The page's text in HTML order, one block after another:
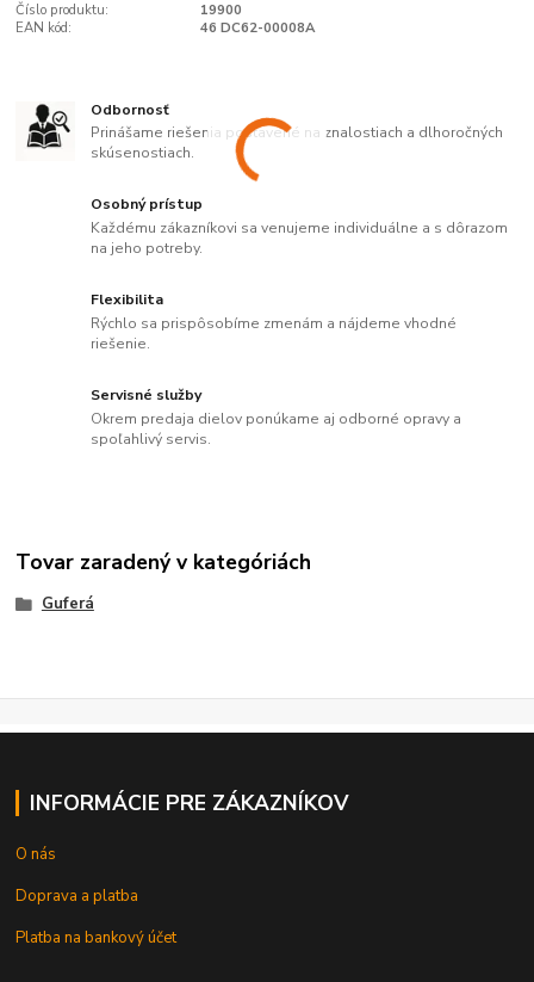
Číslo produktu:
19900
EAN kód:
46 DC62-00008A
Odbornosť
Prinášame riešenia postavené na znalostiach a dlhoročných
skúsenostiach.
Osobný prístup
Každému zákazníkovi sa venujeme individuálne a s dôrazom
na jeho potreby.
Flexibilita
Rýchlo sa prispôsobíme zmenám a nájdeme vhodné
riešenie.
Servisné služby
Okrem predaja dielov ponúkame aj odborné opravy a
spoľahlivý servis.
Tovar zaradený v kategóriách
Guferá
INFORMÁCIE PRE ZÁKAZNÍKOV
O nás
Doprava a platba
Platba na bankový účet